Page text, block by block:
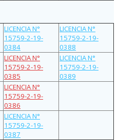
LICENCIA N°
15759-2-19-
0384
LICENCIA N°
15759-2-19-
0388
LICENCIA N°
15759-2-19-
0385
LICENCIA N°
15759-2-19-
0389
LICENCIA N°
15759-2-19-
0386
LICENCIA N°
15759-2-19-
0387